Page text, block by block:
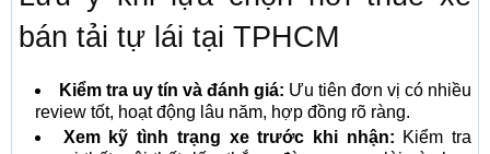
bán tải tự lái tại TPHCM
Kiểm tra uy tín và đánh giá: Ưu tiên đơn vị có nhiều
review tốt, hoạt động lâu năm, hợp đồng rõ ràng.
Xem kỹ tình trạng xe trước khi nhận: Kiểm tra